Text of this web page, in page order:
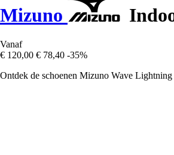
Mizuno
Vanaf
€ 120,00 € 78,40 -35%
Ontdek de schoenen Mizuno Wave